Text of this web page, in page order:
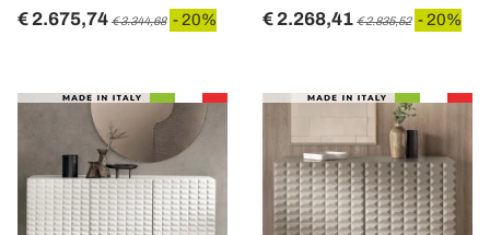
€ 2.675,74 € 3.344,68 - 20% € 2.268,41 € 2.835,52 - 20%